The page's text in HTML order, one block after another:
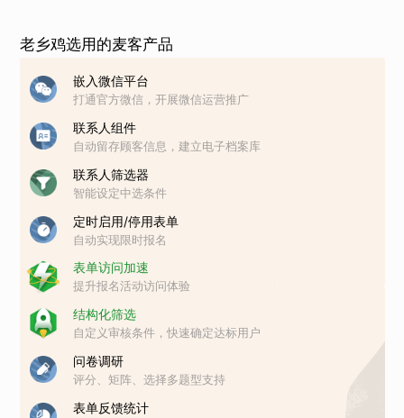
老乡鸡选用的麦客产品
嵌入微信平台
打通官方微信，开展微信运营推广
联系人组件
自动留存顾客信息，建立电子档案库
联系人筛选器
智能设定中选条件
定时启用/停用表单
自动实现限时报名
表单访问加速
提升报名活动访问体验
结构化筛选
自定义审核条件，快速确定达标用户
问卷调研
评分、矩阵、选择多题型支持
表单反馈统计